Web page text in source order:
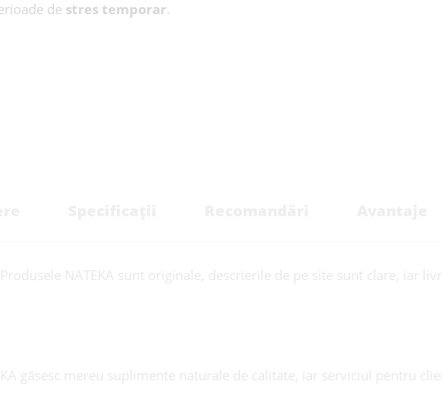
de stres temporar.
NATEKA sunt originale, descrierile de pe site sunt clare, iar
găsesc mereu suplimente naturale de calitate, iar serviciul pentru